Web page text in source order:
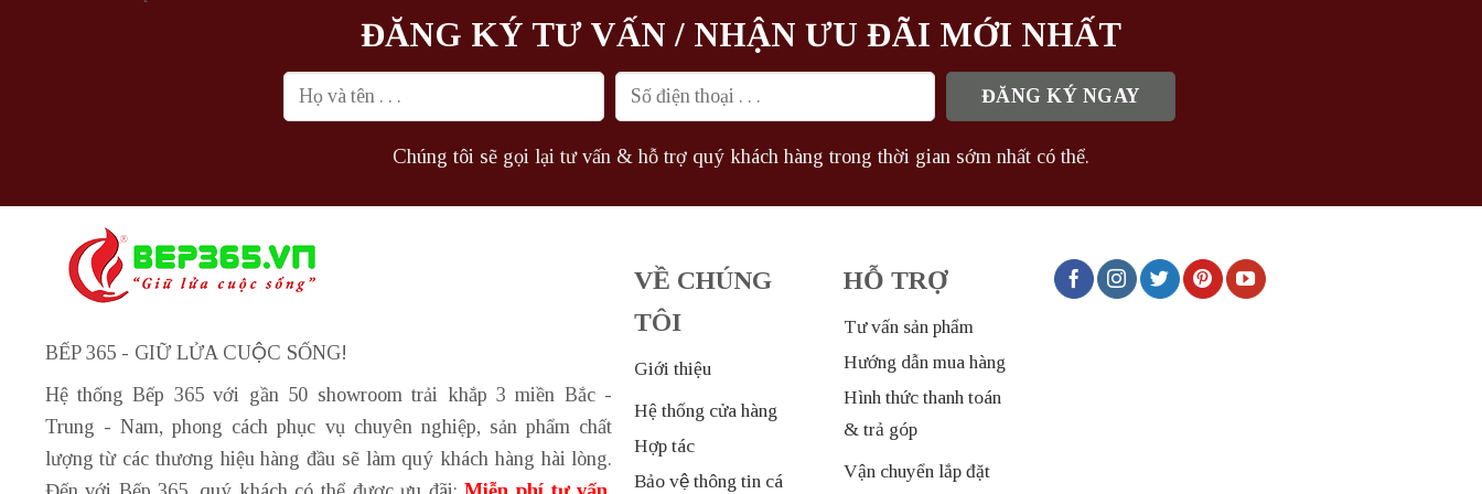
ĐĂNG KÝ TƯ VẤN / NHẬN ƯU ĐÃI MỚI NHẤT
Chúng tôi sẽ gọi lại tư vấn & hỗ trợ quý khách hàng trong thời gian sớm nhất có thể.
BẾP 365 - GIỮ LỬA CUỘC SỐNG!
Hệ thống Bếp 365 với gần 50 showroom trải khắp 3 miền Bắc -
Trung - Nam, phong cách phục vụ chuyên nghiệp, sản phẩm chất
lượng từ các thương hiệu hàng đầu sẽ làm quý khách hàng hài lòng.
VỀ CHÚNG
TÔI
Giới thiệu
Hệ thống cửa hàng
Hợp tác
Bảo vệ thông tin cá
HỖ TRỢ
Tư vấn sản phẩm
Hướng dẫn mua hàng
Hình thức thanh toán
& trả góp
Vận chuyển lắp đặt